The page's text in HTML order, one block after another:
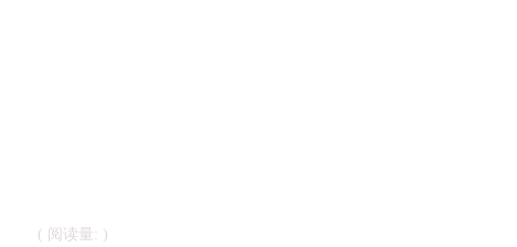
( 阅读量: )